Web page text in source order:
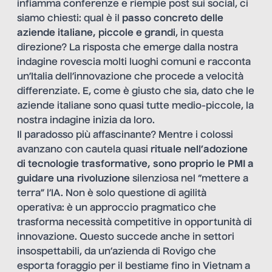
infiamma conferenze e riempie post sui social, ci
siamo chiesti: qual è il passo concreto delle
aziende italiane, piccole e grandi, in questa
direzione? La risposta che emerge dalla nostra
indagine rovescia molti luoghi comuni e racconta
un’Italia dell’innovazione che procede a velocità
differenziate. E, come è giusto che sia, dato che le
aziende italiane sono quasi tutte medio-piccole, la
nostra indagine inizia da loro.
Il paradosso più affascinante? Mentre i colossi
avanzano con cautela quasi rituale nell’adozione
di tecnologie trasformative, sono proprio le PMI a
guidare una rivoluzione silenziosa nel “mettere a
terra” l’IA. Non è solo questione di agilità
operativa: è un approccio pragmatico che
trasforma necessità competitive in opportunità di
innovazione. Questo succede anche in settori
insospettabili, da un’azienda di Rovigo che
esporta foraggio per il bestiame fino in Vietnam a